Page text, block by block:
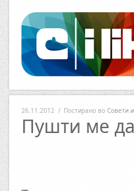
26.11.2012 / Постирано во Совети
Пушти ме